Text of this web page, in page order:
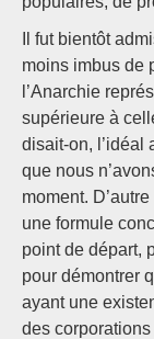
Il fut bientôt
moins imbus de
l’Anarchie
supérieure à
disait-on, l’idéal
que nous
moment.
une formule
point de départ,
pour démontrer
ayant une
des